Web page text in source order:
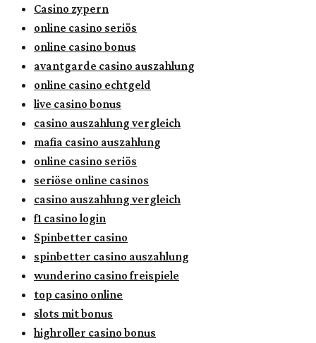
Casino zypern
online casino seriös
online casino bonus
avantgarde casino auszahlung
online casino echtgeld
live casino bonus
casino auszahlung vergleich
mafia casino auszahlung
online casino seriös
seriöse online casinos
casino auszahlung vergleich
f1 casino login
Spinbetter casino
spinbetter casino auszahlung
wunderino casino freispiele
top casino online
slots mit bonus
highroller casino bonus